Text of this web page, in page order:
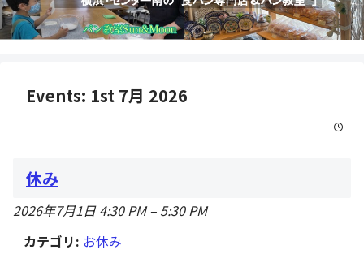
Events: 1st 7月 2026
休み
2026年7月1日 4:30 PM– 5:30 PM
カテゴリ: お休み